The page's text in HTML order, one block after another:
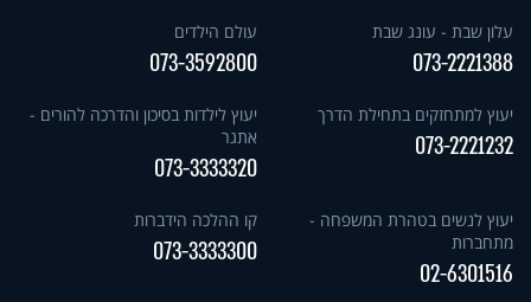
עלון שבת - עונג שבת
073-2221388
עולם הילדים
073-3592800
יעוץ למתחזקים בתחילת הדרך
073-2221232
יעוץ לילדות בסיכון והדרכה להורים -
אתגר
073-3333320
יעוץ לנשים בטהרת המשפחה -
מתחברות
02-6301516
קו ההלכה הידברות
073-3333300